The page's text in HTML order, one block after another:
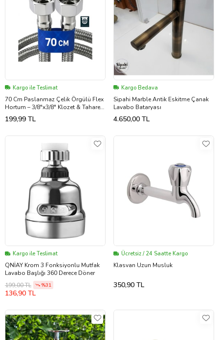
Kargo ile Teslimat
70 Cm Paslanmaz Çelik Örgülü Flex
Hortum – 3/8"x3/8" Klozet & Taharet
Musluğu Bağlantı Hortumu
199,99 TL
Kargo Bedava
Sipahi Marble Antik Eskitme Çanak
Lavabo Bataryası
4.650,00 TL
Kargo ile Teslimat
QNİAY Krom 3 Fonksiyonlu Mutfak
Lavabo Başlığı 360 Derece Döner
199,00 TL
%31
136,90 TL
Ücretsiz / 24 Saatte Kargo
Klasvan Uzun Musluk
350,90 TL